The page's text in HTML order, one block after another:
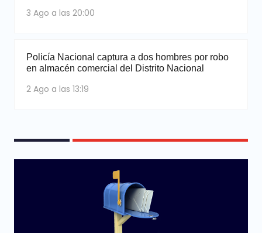
3 Ago a las 20:00
Policía Nacional captura a dos hombres por robo
en almacén comercial del Distrito Nacional
2 Ago a las 13:19